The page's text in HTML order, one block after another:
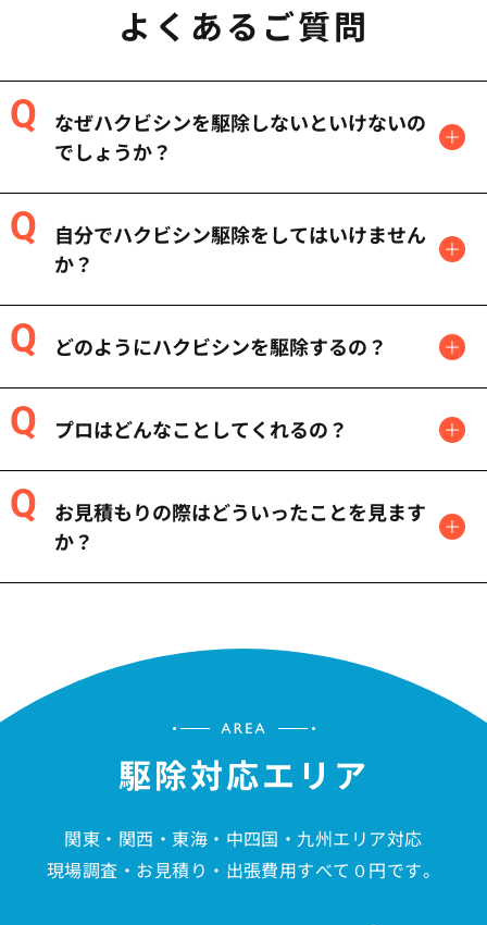
よくあるご質問
なぜハクビシンを駆除しないといけないの
でしょうか？
自分でハクビシン駆除をしてはいけません
か？
どのようにハクビシンを駆除するの？
プロはどんなことしてくれるの？
お見積もりの際はどういったことを見ます
か？
駆除対応エリア
関東・関西・東海・中四国・九州エリア対応
現場調査・お見積り・出張費用すべて０円です。